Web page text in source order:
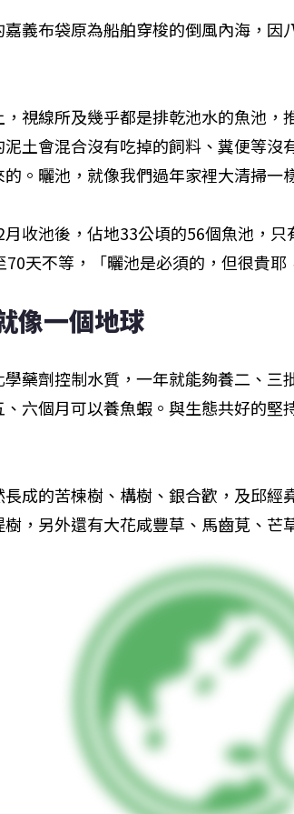
義布袋原為船舶穿梭的倒風內海，因
視線所及幾乎都是排乾池水的魚池，
土會混合沒有吃掉的飼料、糞便等沒
。曬池，就像我們過年家裡大清掃一
收池後，佔地33公頃的56個魚池，
70天不等，「曬池是必須的，但很貴
像一個地球
藥劑控制水質，一年就能夠養二、三
六個月可以養魚蝦。與生態共好的堅
成的苦楝樹、構樹、銀合歡，及邱經
，另外還有大花咸豐草、馬齒莧、芒